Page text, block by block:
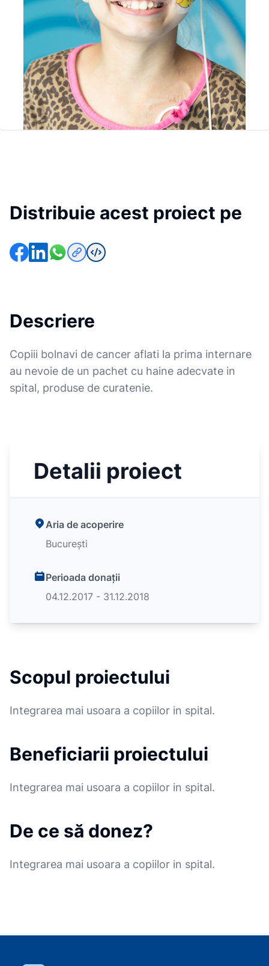
Distribuie acest proiect pe
Descriere
Copiii bolnavi de cancer aflati la prima internare
au nevoie de un pachet cu haine adecvate in
spital, produse de curatenie.
Detalii proiect
Aria de acoperire
București
Perioada donații
04.12.2017 - 31.12.2018
Scopul proiectului
Integrarea mai usoara a copiilor in spital.
Beneficiarii proiectului
Integrarea mai usoara a copiilor in spital.
De ce să donez?
Integrarea mai usoara a copiilor in spital.